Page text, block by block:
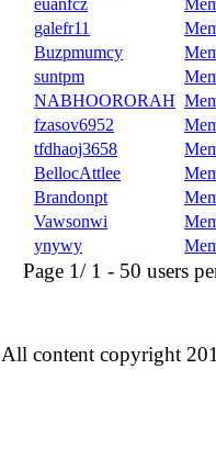
euanfcz
galefr11
Buzpmumcy
suntpm
NABHOORORAH
fzasov6952
tfdhaoj3658
BellocAttlee
Brandonpt
Vawsonwi
ynywy
Page 1/ 1 - 50 users
All content copyright